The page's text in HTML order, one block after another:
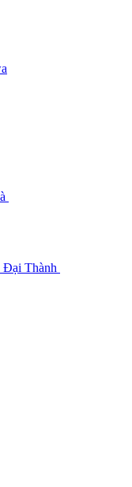
Đại Thành